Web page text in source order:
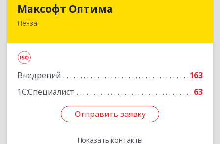
Максофт Оптима
Пенза
Внедрений
163
1С:Специалист
63
Отправить заявку
Показать контакты
440000, Пензенская обл, Пенза г, Кураева ул,
Отправить заявку
Назад